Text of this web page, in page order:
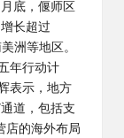
底，偃师区
长超过
洲等地区。
年行动计
表示，地方
道，包括支
店的海外布局